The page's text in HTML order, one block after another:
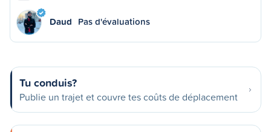
Daud Pas d'évaluations
Tu conduis?
Publie un trajet et couvre tes coûts de déplacement